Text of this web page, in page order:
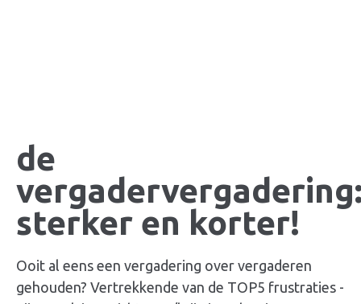
de
sterker en korter!
Ooit al eens een vergadering over vergaderen
gehouden? Vertrekkende van de TOP5 frustraties -